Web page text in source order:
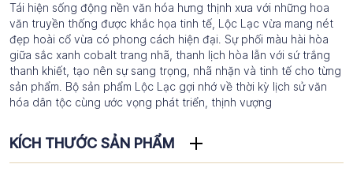
Tái hiện sống động nền văn hóa hưng thịnh xưa với những hoa
văn truyền thống được khắc họa tinh tế, Lộc Lạc vừa mang nét
đẹp hoài cổ vừa có phong cách hiện đại. Sự phối màu hài hòa
giữa sắc xanh cobalt trang nhã, thanh lịch hòa lẫn với sứ trắng
thanh khiết, tạo nên sự sang trọng, nhã nhặn và tinh tế cho từng
sản phẩm. Bộ sản phẩm Lộc Lạc gợi nhớ về thời kỳ lịch sử văn
hóa dân tộc cùng ước vọng phát triển, thịnh vượng
KÍCH THƯỚC SẢN PHẨM